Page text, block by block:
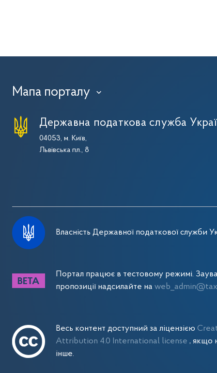
Мапа порталу ›
Державна податкова служба
04053, м. Київ,
Львівська пл., 8
Власність Державної податкової служби
Портал працює в тестовому режимі.
пропозиції надсилайте на
Весь контент доступний за ліцензією
Attribution 4.0 International license , якщо
інше.